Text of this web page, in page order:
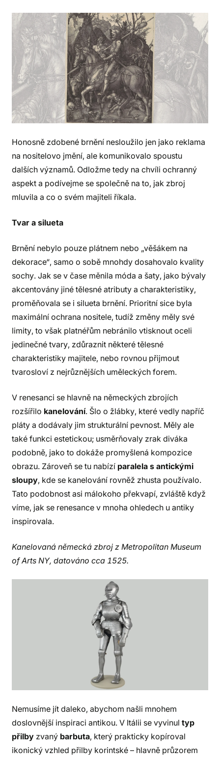
Honosně zdobené brnění nesloužilo jen jako reklama
na nositelovo jmění, ale komunikovalo spoustu
dalších významů. Odložme tedy na chvíli ochranný
aspekt a podívejme se společně na to, jak zbroj
mluvila a co o svém majiteli říkala.
Tvar a silueta
Brnění nebylo pouze plátnem nebo „věšákem na
dekorace“, samo o sobě mnohdy dosahovalo kvality
sochy. Jak se v čase měnila móda a šaty, jako bývaly
akcentovány jiné tělesné atributy a charakteristiky,
proměňovala se i silueta brnění. Prioritní sice byla
maximální ochrana nositele, tudíž změny měly své
limity, to však platnéřům nebránilo vtisknout oceli
jedinečné tvary, zdůraznit některé tělesné
charakteristiky majitele, nebo rovnou přijmout
tvarosloví z nejrůznějších uměleckých forem.
V renesanci se hlavně na německých zbrojích
rozšířilo kanelování. Šlo o žlábky, které vedly napříč
pláty a dodávaly jim strukturální pevnost. Měly ale
také funkci estetickou; usměrňovaly zrak diváka
podobně, jako to dokáže promyšlená kompozice
obrazu. Zároveň se tu nabízí paralela s antickými
sloupy, kde se kanelování rovněž zhusta používalo.
Tato podobnost asi málokoho překvapí, zvláště když
víme, jak se renesance v mnoha ohledech u antiky
inspirovala.
Kanelovaná německá zbroj z Metropolitan Museum
of Arts NY, datováno cca 1525.
Nemusíme jít daleko, abychom našli mnohem
doslovnější inspiraci antikou. V Itálii se vyvinul typ
přilby zvaný barbuta, který prakticky kopíroval
ikonický vzhled přilby korintské – hlavně průzorem